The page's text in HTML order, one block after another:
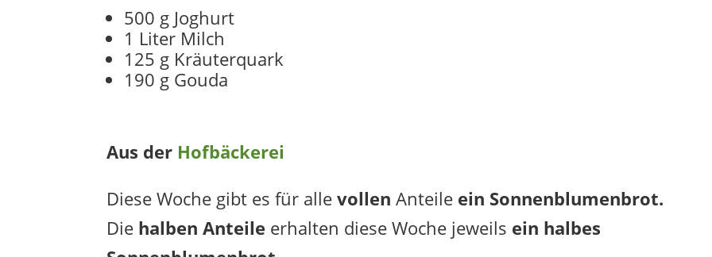
500 g Joghurt
1 Liter Milch
125 g Kräuterquark
190 g Gouda
Aus der Hofbäckerei
Diese Woche gibt es für allevollen Anteile ein Sonnenblumenbrot.
Die halben Anteile erhalten diese Woche jeweils ein halbes